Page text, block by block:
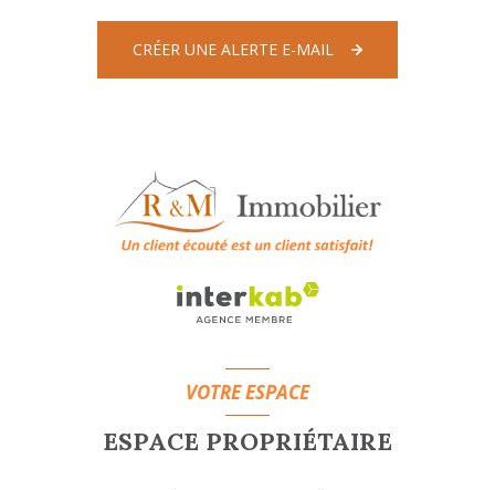
CRÉER UNE ALERTE E-MAIL
VOTRE ESPACE
ESPACE PROPRIÉTAIRE